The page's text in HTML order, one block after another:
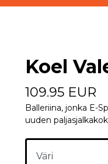
Koel
109.95 EUR
Balleriina, jonka E-
uuden